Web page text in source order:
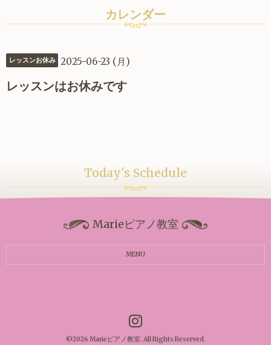
カレンダー
レッスンお休み 2025-06-23 (月)
レッスンはお休みです
Today's Schedule
Marieピアノ教室
MENU
©2026 Marieピアノ教室. All Rights Reserved.